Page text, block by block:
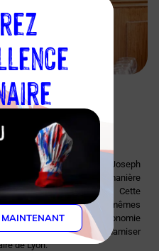
des Toques
représente pour Joseph
; c’est une manière
culinaire lyonnaise. Cette
confrères partageant les mêmes
à la promotion de la gastronomie
de participer et de dynamiser
de Lyon.